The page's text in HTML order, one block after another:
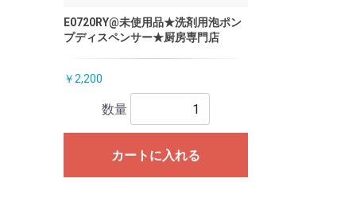
E0720RY@未使用品★洗剤用泡ポン
プディスペンサー★厨房専門店
￥2,200
数量
カートに入れる